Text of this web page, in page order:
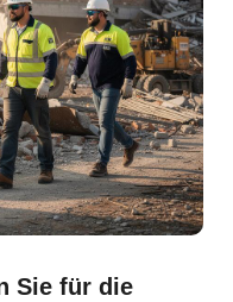
Sie für die